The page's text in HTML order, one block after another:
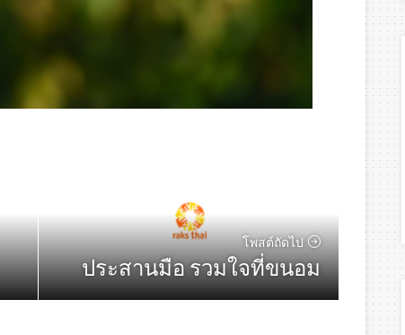
โพสต์ถัดไป
ประสานมือ รวมใจที่ขนอม